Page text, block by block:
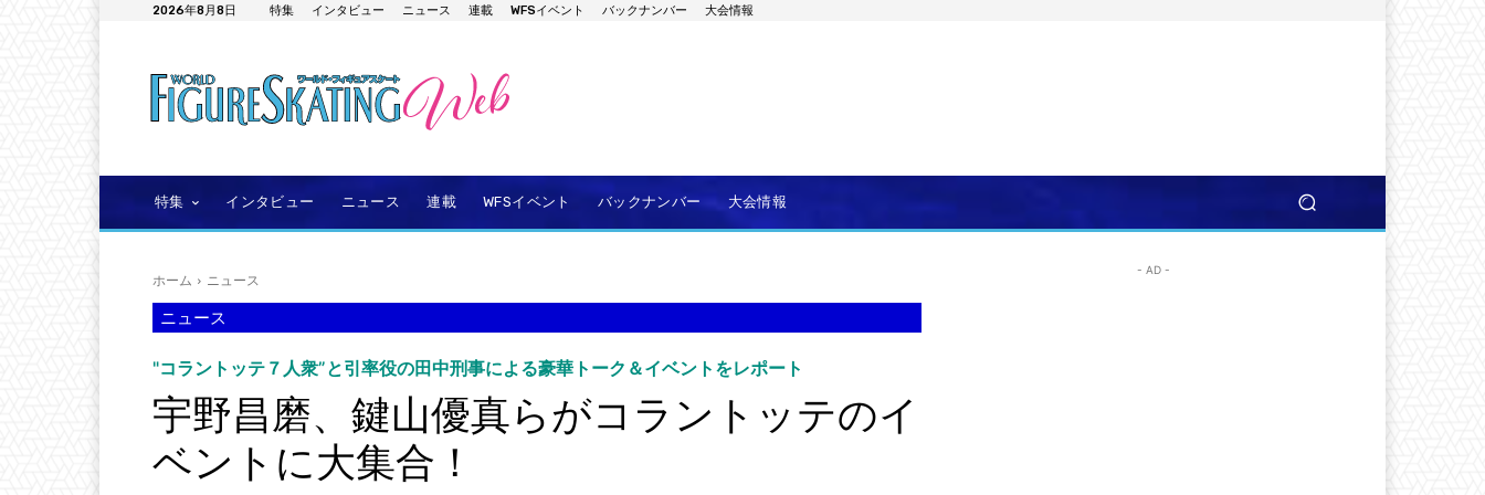
2026年8月8日 特集 インタビュー ニュース 連載 WFSイベント バックナンバー 大会情報
特集 インタビュー ニュース 連載 WFSイベント バックナンバー 大会情報
ホーム ニュース
ニュース
"コラントッテ７人衆”と引率役の田中刑事による豪華トーク＆イベントをレポート
宇野昌磨、鍵山優真らがコラントッテのイ
ベントに大集合！
- AD -